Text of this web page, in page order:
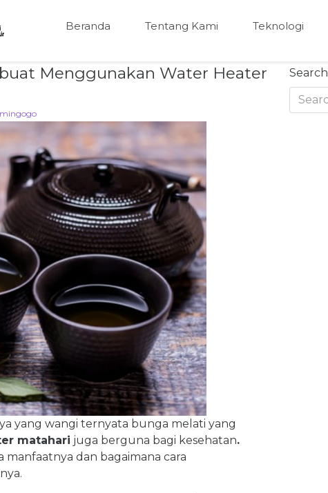
Beranda Tentang Kami Teknologi
Menggunakan Water Heater
yang wangi ternyata bunga melati yang
matahari juga berguna bagi kesehatan.
dan bagaimana cara
Search